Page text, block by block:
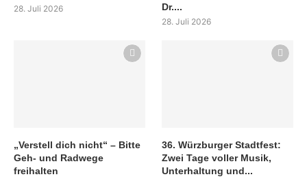
28. Juli 2026
Dr....
28. Juli 2026
„Verstell dich nicht“ – Bitte
Geh- und Radwege
freihalten
36. Würzburger Stadtfest:
Zwei Tage voller Musik,
Unterhaltung und...